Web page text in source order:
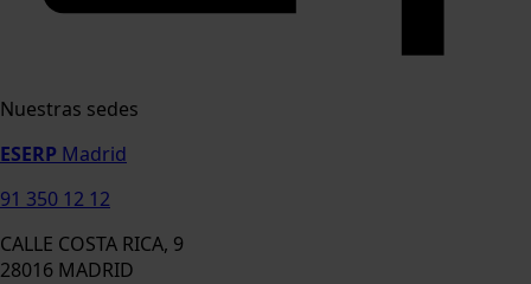
Nuestras sedes
ESERP Madrid
91 350 12 12
CALLE COSTA RICA, 9
28016 MADRID